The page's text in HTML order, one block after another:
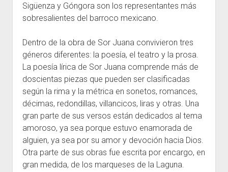
Sigüenza y Góngora son los representantes más
sobresalientes del barroco mexicano.
Dentro de la obra de Sor Juana convivieron tres
géneros diferentes: la poesía, el teatro y la prosa.
La poesía lírica de Sor Juana comprende más de
doscientas piezas que pueden ser clasificadas
según la rima y la métrica en sonetos, romances,
décimas, redondillas, villancicos, liras y otras. Una
gran parte de sus versos están dedicados al tema
amoroso, ya sea porque estuvo enamorada de
alguien, ya sea por su amor y devoción hacia Dios.
Otra parte de sus obras fue escrita por encargo, en
gran medida, de los marqueses de la Laguna.